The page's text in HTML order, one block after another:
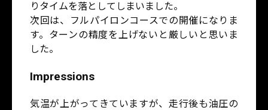
りタイムを落としてしまいました。
次回は、フルパイロンコースでの開催になりま
す。ターンの精度を上げないと厳しいと思いま
した。
Impressions
気温が上がってきていますが、走行後も油圧の